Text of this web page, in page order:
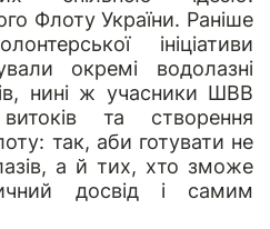
Флоту України. Раніше
ініціативи
окремі водолазні
нині ж учасники ШВВ
та створення
так, аби готувати не
а й тих, хто зможе
досвід і самим